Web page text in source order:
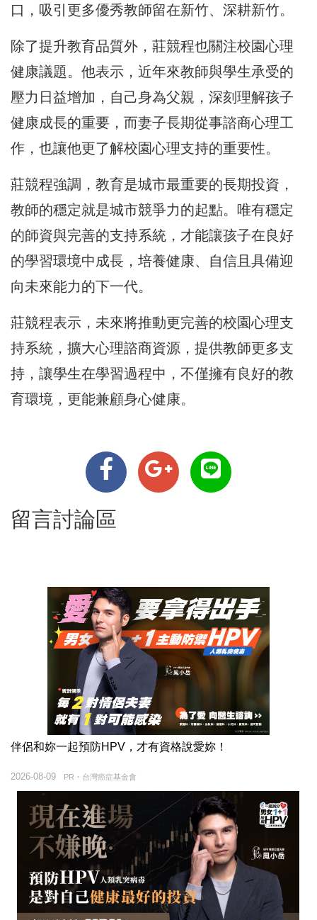
口，吸引更多優秀教師留在新竹、深耕新竹。
除了提升教育品質外，莊競程也關注校園心理
健康議題。他表示，近年來教師與學生承受的
壓力日益增加，自己身為父親，深刻理解孩子
健康成長的重要，而妻子長期從事諮商心理工
作，也讓他更了解校園心理支持的重要性。
莊競程強調，教育是城市最重要的長期投資，
教師的穩定就是城市競爭力的起點。唯有穩定
的師資與完善的支持系統，才能讓孩子在良好
的學習環境中成長，培養健康、自信且具備迎
向未來能力的下一代。
莊競程表示，未來將推動更完善的校園心理支
持系統，擴大心理諮商資源，提供教師更多支
持，讓學生在學習過程中，不僅擁有良好的教
育環境，更能兼顧身心健康。
留言討論區
伴侶和妳一起預防HPV，才有資格說愛妳！
PR・台灣癌症基金會
2026-08-09